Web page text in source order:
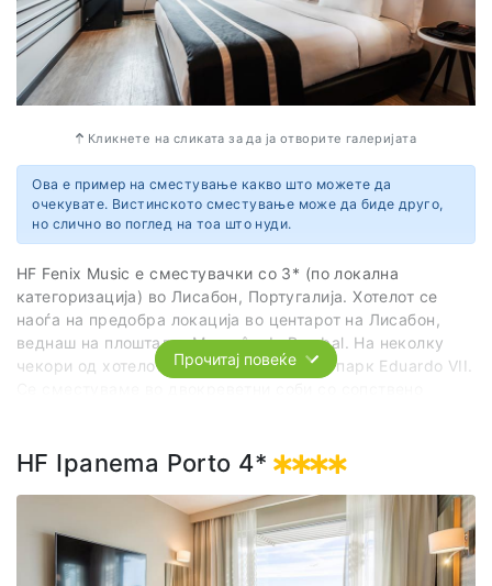
Кликнете на сликата за да ја отворите галеријата
Ова е пример на сместување какво што можете да
очекувате. Вистинското сместување може да биде друго,
но слично во поглед на тоа што нуди.
HF Fenix Music е сместувачки со 3* (по локална
категоризација) во Лисабон, Португалија. Хотелот се
наоѓа на предобра локација во центарот на Лисабон,
веднаш на плоштадот Marquês de Pombal. На неколку
чекори од хотелот се наоѓа и познатиот парк Eduardo VII.
појадок, и летна руфтоп тераса.
Вебсајт
https://www.hfhotels.com/en/hotels-en/hf-fenix-music-en/
Прочитај повеќе
HF Ipanema Porto 4*